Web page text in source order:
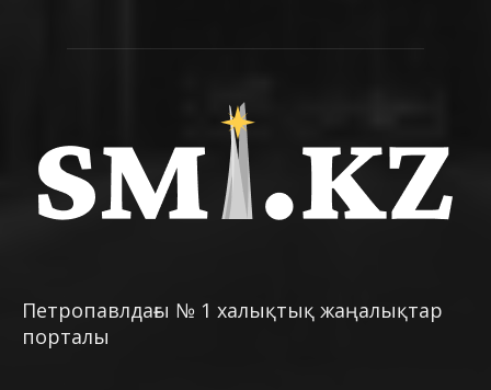
Петропавлдағы № 1 халықтық жаңалықтар
порталы